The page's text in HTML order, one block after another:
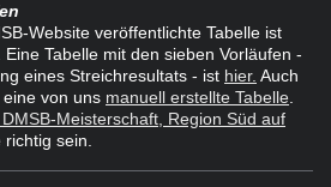
Website veröffentlichte Tabelle ist
Tabelle mit den sieben Vorläufen -
eines Streichresultats - ist hier. Auch
von uns manuell erstellte Tabelle
Meisterschaft, Region Süd auf
richtig sein.